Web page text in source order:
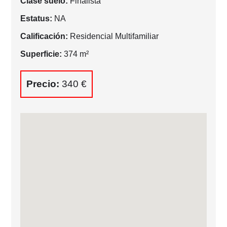
Estatus: NA
Calificación: Residencial Multifamiliar
Superficie: 374 m²
Precio: 340 €